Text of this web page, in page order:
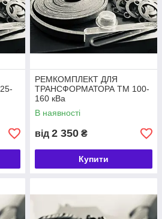
РЕМКОМПЛЕКТ ДЛЯ
ТРАНСФОРМАТОРА ТМ 100-
160 кВа
В наявності
від 2 350 ₴
Купити